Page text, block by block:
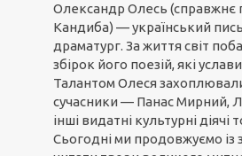
Олександр Олесь (справжнє
Кандиба) — український
драматург. За життя світ
збірок його поезій, які
Талантом Олеся
сучасники — Панас Мирний,
інші видатні культурні діячі
Сьогодні ми продовжуємо із